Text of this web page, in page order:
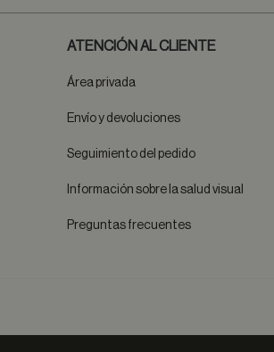
ATENCIÓN AL CLIENTE
Área privada
Envío y devoluciones
Seguimiento del pedido
Información sobre la salud visual
Preguntas frecuentes